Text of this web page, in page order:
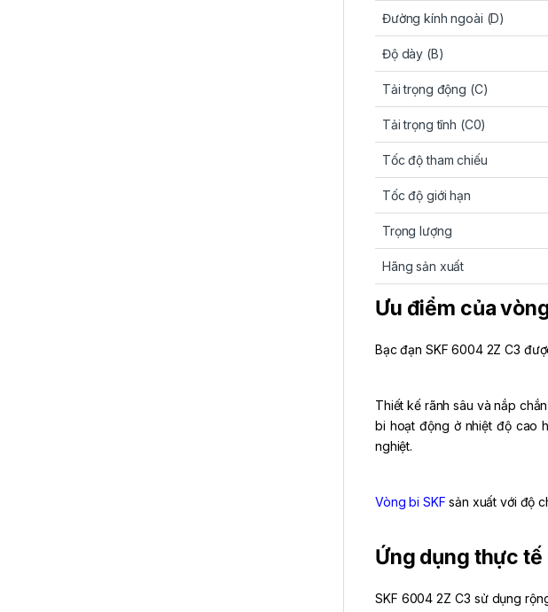
Đường kính ngoài (D)
Độ dày (B)
Tải trọng động (C)
Tải trọng tĩnh (C0)
Tốc độ tham chiếu
Tốc độ giới hạn
Trọng lượng
Hãng sản xuất
Ưu điểm của
Bạc đạn SKF 6004 2Z C3
Thiết kế rãnh sâu và nắp
bi hoạt động ở nhiệt độ cao
nghiệt.
Vòng bi SKF sản xuất với độ
Ứng dụng thực
SKF 6004 2Z C3 sử dụng